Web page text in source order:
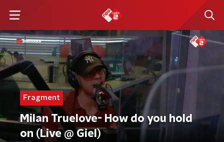
Fragment
Milan Truelove- How do you hold
on (Live @ Giel)